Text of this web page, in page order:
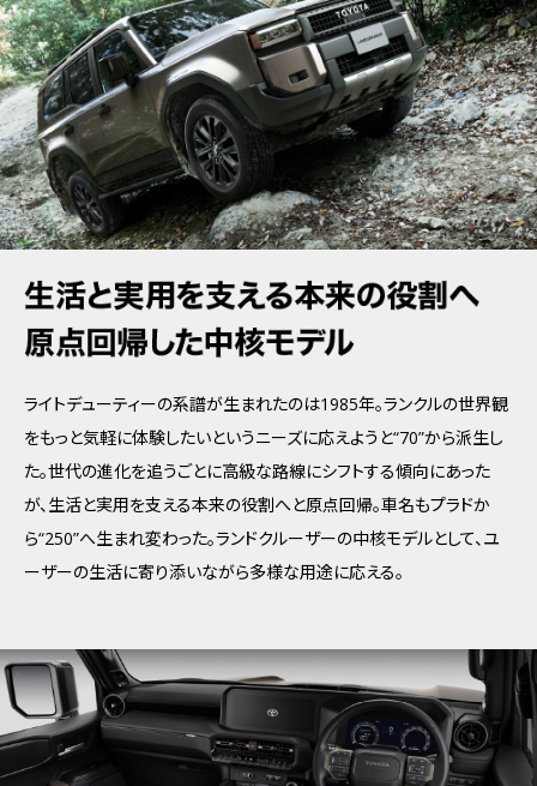
ライトデューティーの系譜が生まれたのは1985年。ランクルの世界観
をもっと気軽に体験したいというニーズに応えようと“70”から派生し
た。世代の進化を追うごとに高級な路線にシフトする傾向にあった
が、生活と実用を支える本来の役割へと原点回帰。車名もプラドか
ら“250”へ生まれ変わった。ランドクルーザーの中核モデルとして、ユ
ーザーの生活に寄り添いながら多様な用途に応える。